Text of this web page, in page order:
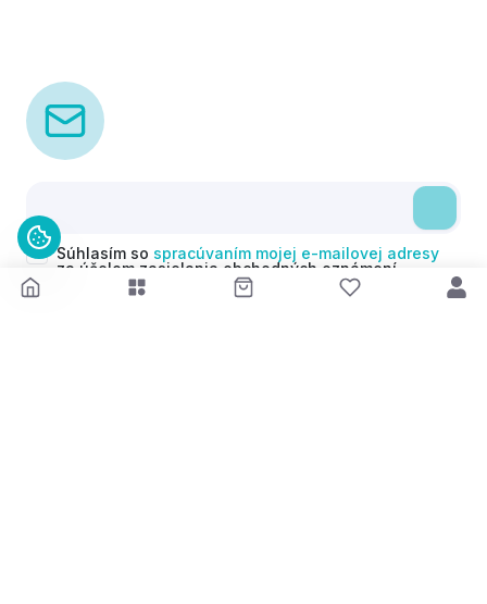
Súhlasím so spracúvaním mojej e-mailovej adresy
za účelom zasielania obchodných oznámení
(newsletterov) v súlade s čl. 6 ods. 1 písm. a)
Nariadenia GDPR. Svoj súhlas môžem kedykoľvek